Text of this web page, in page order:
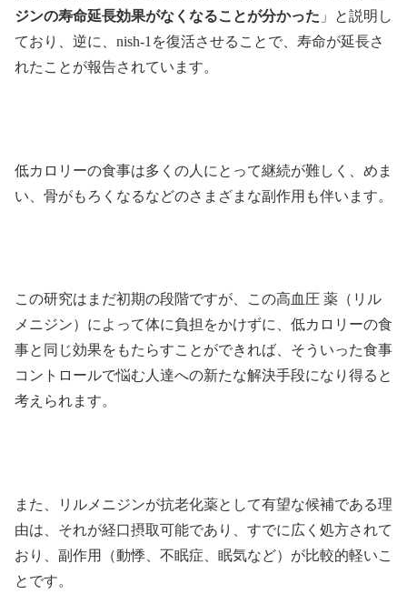
ジンの寿命延長効果がなくなることが分かった 」と説明し
ており、逆に、nish-1を復活させることで、寿命が延長さ
れたことが報告されています。
低カロリーの食事は多くの人にとって継続が難しく、めま
い、骨がもろくなるなどのさまざまな副作用も伴います。
この研究はまだ初期の段階ですが、この高血圧 薬（リル
メニジン）によって体に負担をかけずに、低カロリーの食
事と同じ効果をもたらすことができれば、そういった食事
コントロールで悩む人達への新たな解決手段になり得ると
考えられます。
また、リルメニジンが抗老化薬として有望な候補である理
由は、それが経口摂取可能であり、すでに広く処方されて
おり、副作用（動悸、不眠症、眠気など）が比較的軽いこ
とです。